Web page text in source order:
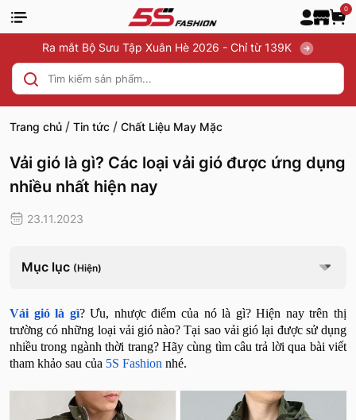
0
Ra mắt Bộ Sưu Tập Xuân Hè 2026 - Chỉ từ 139K
Trang chủ / Tin tức / Chất Liệu May Mặc
Vải gió là gì? Các loại vải gió được ứng dụng
nhiều nhất hiện nay
23.11.2023
Mục lục (Hiện)
Vải gió là gì?Ưu, nhược điểm của nó là gì? Hiện nay trên thị
trường có những loại vải gió nào? Tại sao vải gió lại được sử dụng
nhiều trong ngành thời trang? Hãy cùng tìm câu trả lời qua bài viết
tham khảo sau của 5S Fashion nhé.